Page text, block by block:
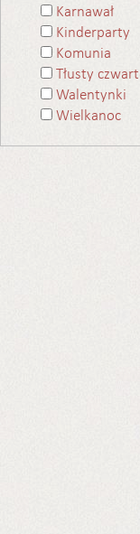
Karnawał
Kinderparty
Komunia
Tłusty
Walentynki
Wielkanoc